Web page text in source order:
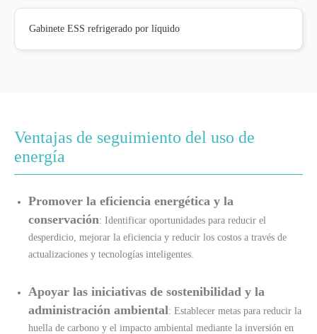
Gabinete ESS refrigerado por líquido
Ventajas de seguimiento del uso de
energía
Promover la eficiencia energética y la
conservación: Identificar oportunidades para reducir el
desperdicio, mejorar la eficiencia y reducir los costos a través de
actualizaciones y tecnologías inteligentes.
Apoyar las iniciativas de sostenibilidad y la
administración ambiental: Establecer metas para reducir la
huella de carbono y el impacto ambiental mediante la inversión en